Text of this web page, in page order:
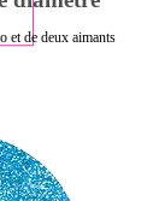
et de deux aimants